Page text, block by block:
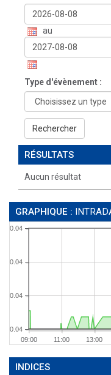
au
Type d'évènement :
Rechercher
RÉSULTATS
Aucun résultat
GRAPHIQUE :
09:00 11:00 13:00
0.04
0.04
0.04
0.04
INDICES